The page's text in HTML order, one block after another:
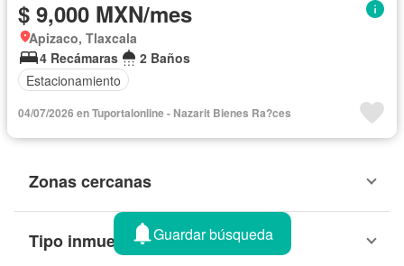
$ 9,000 MXN/mes
Apizaco, Tlaxcala
4 Recámaras
2 Baños
Estacionamiento
04/07/2026 en Tuportalonline - Nazarit Bienes Ra?ces
Zonas cercanas
Tipo inmueble Guardar búsqueda